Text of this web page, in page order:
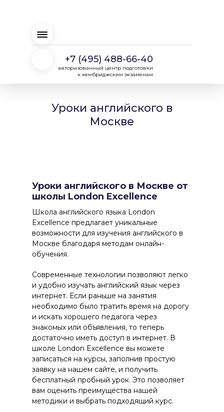
+7 (495) 488-66-40
авторизованный центр подготовки
к кембриджским экзаменам
Уроки английского в
Москве
Уроки английского в Москве от
школы London Excellence
Школа английского языка London
Excellence предлагает уникальные
возможности для изучения английского в
Москве благодаря методам онлайн-
обучения.
Современные технологии позволяют легко
и удобно изучать английский язык через
интернет. Если раньше на занятия
необходимо было тратить время на дорогу
и искать хорошего педагога через
знакомых или объявления, то теперь
достаточно иметь доступ в интернет. В
школе London Excellence вы можете
записаться на курсы, заполнив простую
заявку на нашем сайте, и получить
бесплатный пробный урок. Это позволяет
вам оценить преимущества нашей
методики и выбрать подходящий курс.